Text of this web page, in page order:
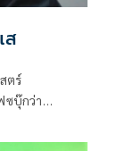
ส
ตร์
ซบุ๊กว่า